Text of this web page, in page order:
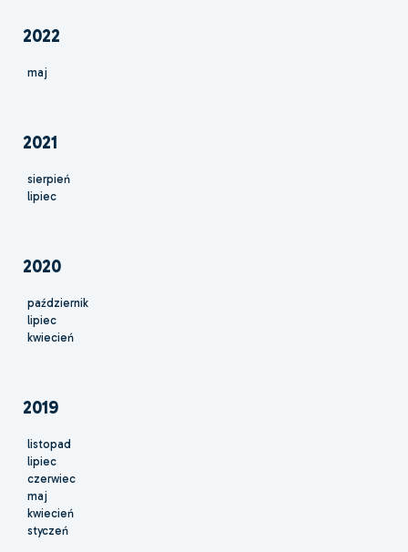
2022
maj
2021
sierpień
lipiec
2020
październik
lipiec
kwiecień
2019
listopad
lipiec
czerwiec
maj
kwiecień
styczeń